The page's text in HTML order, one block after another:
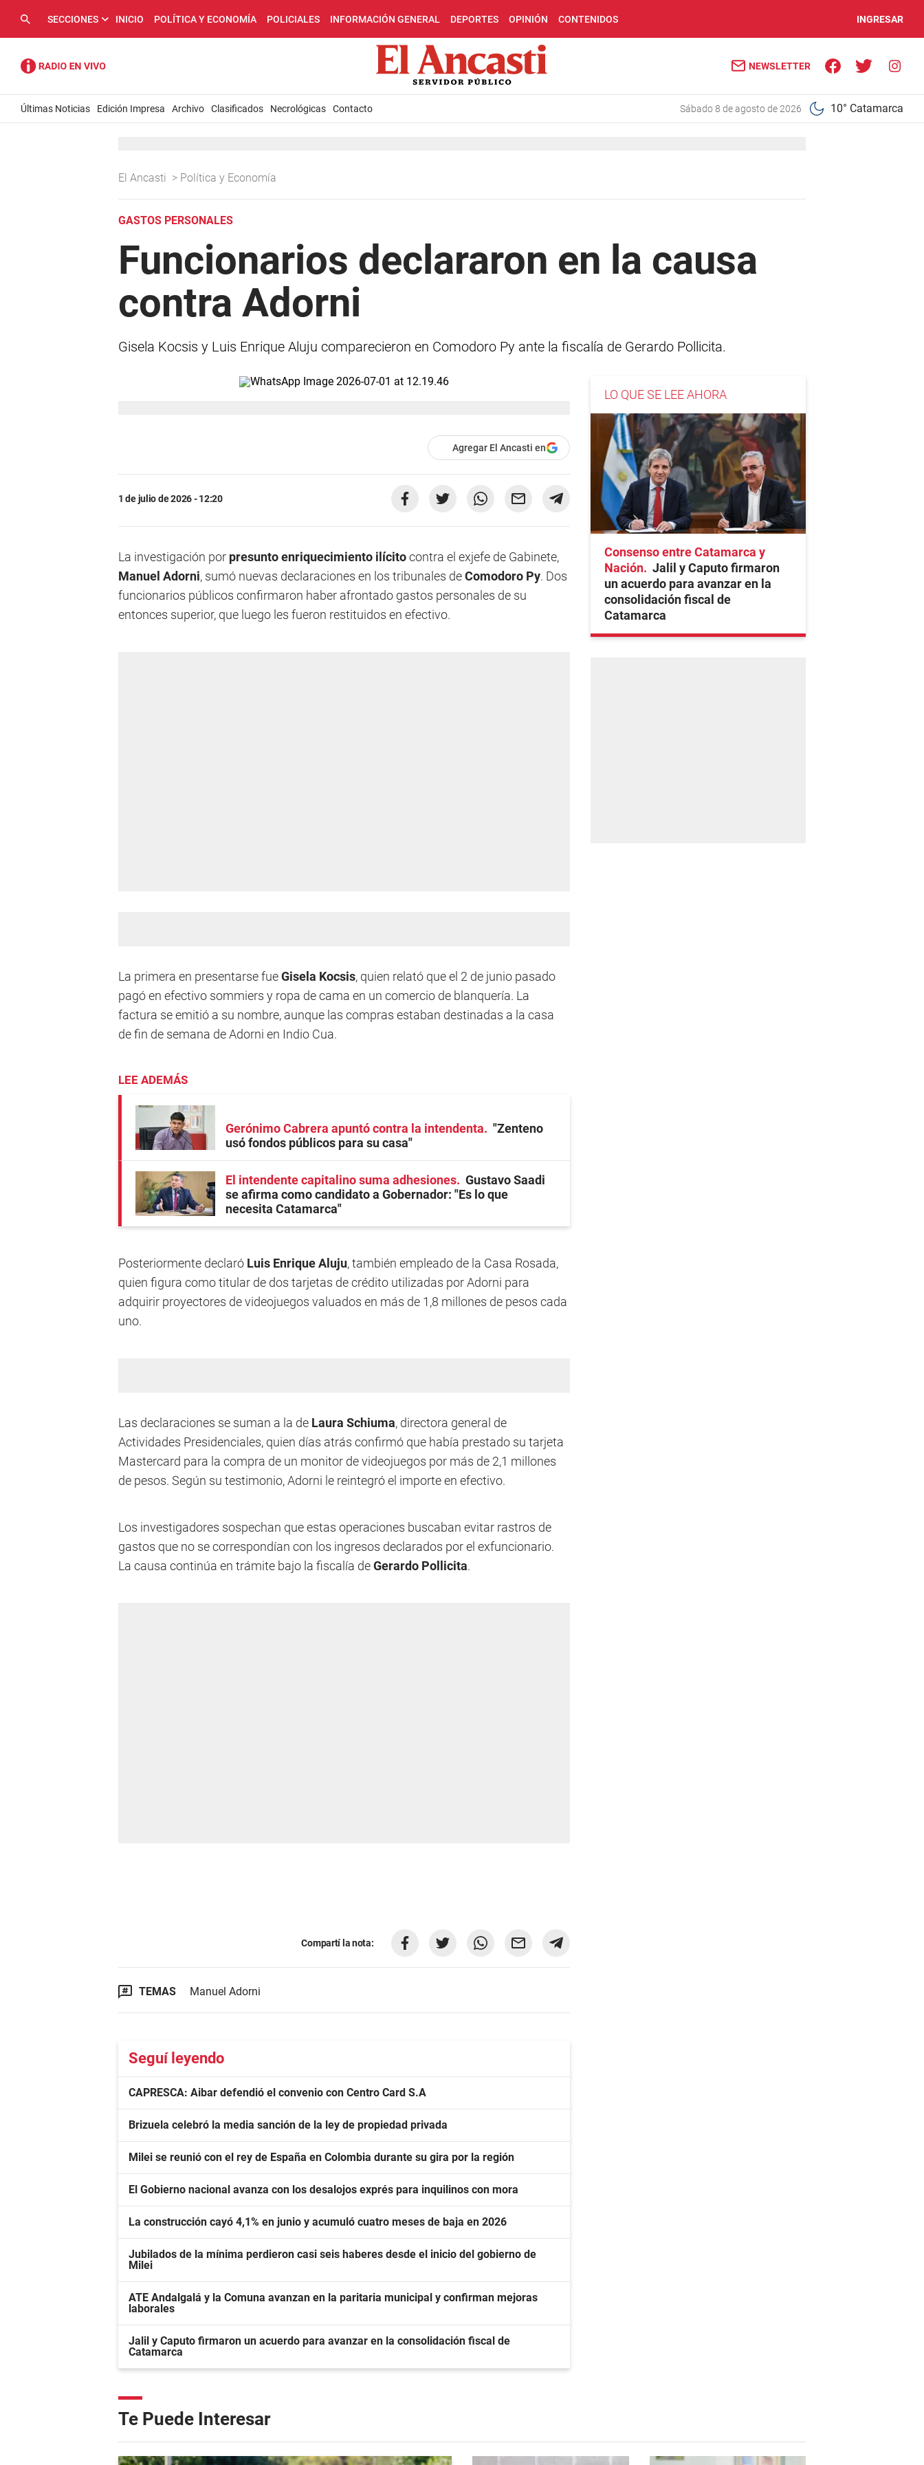
SECCIONES INICIO POLÍTICA Y ECONOMÍA POLICIALES INFORMACIÓN GENERAL DEPORTES OPINIÓN CONTENIDOS INGRESAR
NEWSLETTER
Últimas Noticias Edición Impresa Archivo Clasificados Necrológicas Contacto sábado 8 de agosto de 2026 10° Catamarca
El Ancasti > Política y Economía
GASTOS PERSONALES
Funcionarios declararon en la causa
contra Adorni
Gisela Kocsis y Luis Enrique Aluju comparecieron en Comodoro Py ante la fiscalía de Gerardo Pollicita.
Agregar El Ancasti en
1 de julio de 2026 - 12:20
La investigación por presunto enriquecimiento ilícitocontra el exjefe de Gabinete,
Manuel Adorni, sumó nuevas declaraciones en los tribunales deComodoro Py. Dos
funcionarios públicos confirmaron haber afrontado gastos personales de su
entonces superior, que luego les fueron restituidos en efectivo.
La primera en presentarse fueGisela Kocsis, quien relató que el 2 de junio pasado
pagó en efectivo sommiers y ropa de cama en un comercio de blanquería. La
factura se emitió a su nombre, aunque las compras estaban destinadas a la casa
de fin de semana de Adorni en Indio Cua.
LEE ADEMÁS
Gerónimo Cabrera apuntó contra la intendenta
"Zenteno
usó fondos públicos para su casa"
El intendente capitalino suma adhesiones
Gustavo Saadi
se afirma como candidato a Gobernador: "Es lo que
necesita Catamarca"
Posteriormente declaró Luis Enrique Aluju, también empleado de la Casa Rosada,
quien figura como titular de dos tarjetas de crédito utilizadas por Adorni para
adquirir proyectores de videojuegos valuados en más de 1,8 millones de pesos cada
uno.
Las declaraciones se suman a la de Laura Schiuma, directora general de
Actividades Presidenciales, quien días atrás confirmó que había prestado su tarjeta
Mastercard para la compra de un monitor de videojuegos por más de 2,1 millones
de pesos. Según su testimonio, Adorni le reintegró el importe en efectivo.
Los investigadores sospechan que estas operaciones buscaban evitar rastros de
gastos que no se correspondían con los ingresos declarados por el exfuncionario.
La causa continúa en trámite bajo la fiscalía deGerardo Pollicita.
Compartí la nota:
TEMAS Manuel Adorni
Seguí leyendo
CAPRESCA: Aibar defendió el convenio con Centro Card S.A
Brizuela celebró la media sanción de la ley de propiedad privada
Milei se reunió con el rey de España en Colombia durante su gira por la región
El Gobierno nacional avanza con los desalojos exprés para inquilinos con mora
La construcción cayó 4,1% en junio y acumuló cuatro meses de baja en 2026
Jubilados de la mínima perdieron casi seis haberes desde el inicio del gobierno de
Milei
ATE Andalgalá y la Comuna avanzan en la paritaria municipal y confirman mejoras
laborales
Jalil y Caputo firmaron un acuerdo para avanzar en la consolidación fiscal de
Catamarca
LO QUE SE LEE AHORA
Consenso entre Catamarca y
Nación
Jalil y Caputo firmaron
un acuerdo para avanzar en la
consolidación fiscal de
Catamarca
Te Puede Interesar